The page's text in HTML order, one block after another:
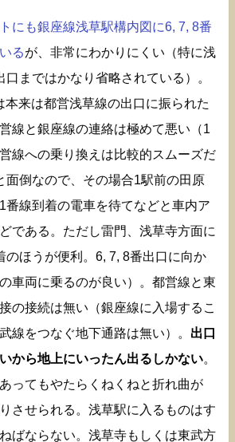
にも銀座線浅草駅構内図に6, 7, 8番
るが、非常にわかりにくい（特に浅
まではかなり省略されている）。
来は都営浅草線の出口に振られた
線と銀座線の連絡は極めて悪い（1
線への乗り換えは比較的スムーズだ
面倒なので、その場合1駅前の田原
番線到着の電車を待てなどと車内ア
である。ただし雷門、浅草寺方面に
のほうが便利。6, 7, 8番出口に向か
車両に乗るのが良い）。都営線と東
の接続は無い（銀座線に入場するこ
線をつなぐ地下通路は無い）。 出口
から地上にいったん出るしかない。
ってもやたらくねくねと折れ曲が
させられる。浅草駅に入るものはす
ばならない。浅草寺もしくは東武方